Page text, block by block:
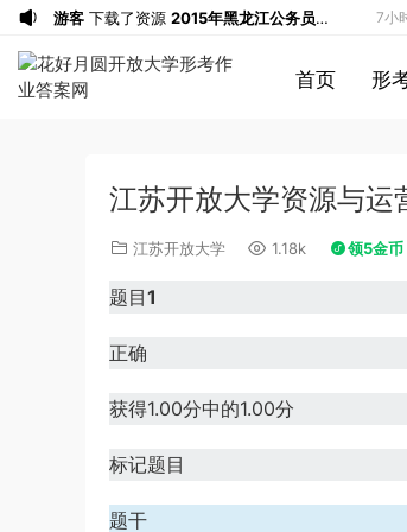
首页 形
江苏开放大学资源与运
江苏开放大学 1.18k 领5金币
题目1
正确
获得1.00分中的1.00分
标记题目
题干
游客 下载了资源 2015年黑龙江公务员考
试《申论》及参考答案（公检法B）
7小
游客下载了资源2007年黑龙江公务员考
试《行测》卷（B）及参考答案（无解
游客下载了资源
2016年下半年教师资格
8小
1*******登录了本站 9小
10小
27分
u*******签到打卡，获得1元奖励
测》真题（河南县级以上）答案及解析
下载了资源2020年0726浙江公务
行测试题答案解析
u*******
u*******登录了本站